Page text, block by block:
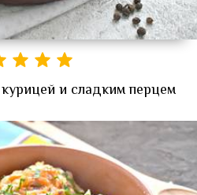
и сладким перцем